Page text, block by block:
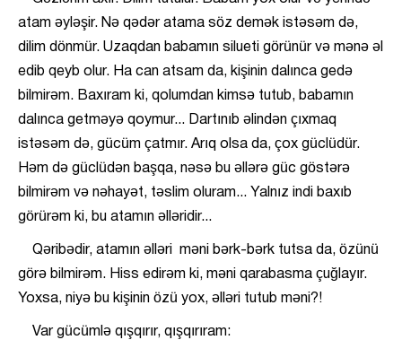
atam əyləşir. Nə qədər atama söz demək istəsəm də,
dilim dönmür. Uzaqdan babamın silueti görünür və mənə əl
edib qeyb olur. Ha can atsam da, kişinin dalınca gedə
bilmirəm. Baxıram ki, qolumdan kimsə tutub, babamın
dalınca getməyə qoymur... Dartınıb əlindən çıxmaq
istəsəm də, gücüm çatmır. Arıq olsa da, çox güclüdür.
Həm də güclüdən başqa, nəsə bu əllərə güc göstərə
bilmirəm və nəhayət, təslim oluram... Yalnız indi baxıb
görürəm ki, bu atamın əlləridir...
Qəribədir, atamın əlləri məni bərk-bərk tutsa da, özünü
görə bilmirəm. Hiss edirəm ki, məni qarabasma çuğlayır.
Yoxsa, niyə bu kişinin özü yox, əlləri tutub məni?!
Var gücümlə qışqırır, qışqırıram: